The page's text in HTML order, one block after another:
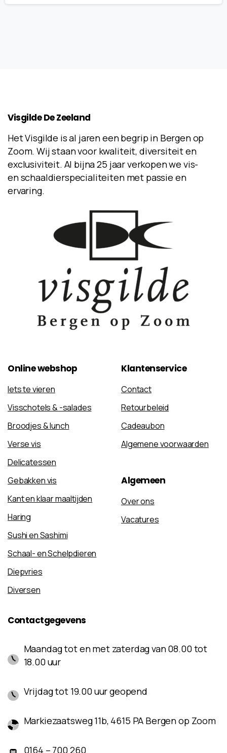
Visgilde DeZeeland
Het Visgilde is al jaren een begrip in Bergen op
Zoom. Wij staan voor kwaliteit, diversiteit en
exclusiviteit. Al bijna 25 jaar verkopen we vis-
en schaaldierspecialiteiten met passie en
ervaring.
Onlinewebshop
Iets te vieren
Visschotels & -salades
Broodjes & lunch
Verse vis
Delicatessen
Gebakken vis
Kant en klaar maaltijden
Haring
Sushi en Sashimi
Schaal- en Schelpdieren
Diepvries
Diversen
Klantenservice
Contact
Retourbeleid
Cadeaubon
Algemene voorwaarden
Algemeen
Over ons
Vacatures
Contactgegevens
Maandag tot en met zaterdag van 08.00 tot
18.00 uur
Vrijdag tot 19.00 uur geopend
Markiezaatsweg 11b, 4615 PA Bergen op Zoom
0164 – 700 260